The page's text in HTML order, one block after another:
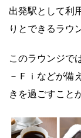
出発駅として利
りとできるラウ
このラウンジで
－Ｆｉなどが備
きを過ごすこと